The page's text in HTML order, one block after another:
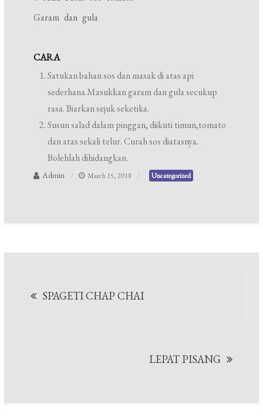
Garam dan gula
CARA
Satukan bahan sos dan masak di atas api
sederhana.Masukkan garam dan gula secukup
rasa. Biarkan sejuk seketika.
Susun salad dalam pinggan, diikuti timun,tomato
dan atas sekali telur. Curah sos diatasnya.
Bolehlah dihidangkan.
Admin March 15, 2018 Uncategorized
SPAGETI CHAP CHAI
LEPAT PISANG